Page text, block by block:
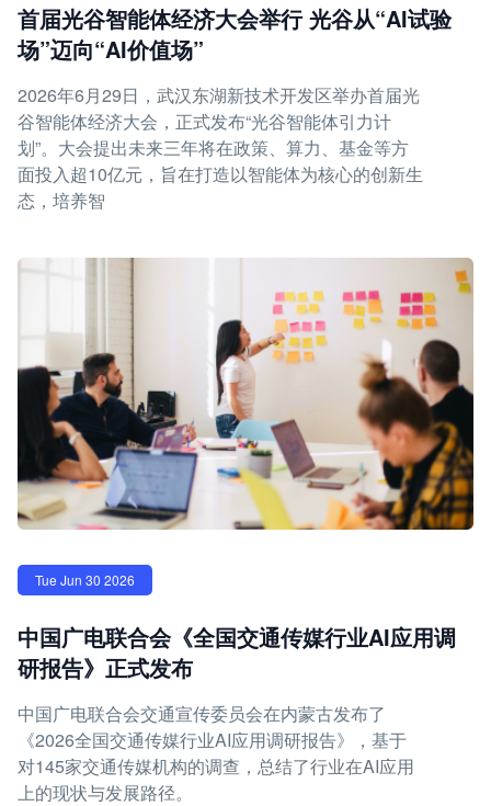
首届光谷智能体经济大会举行 光谷从“AI试验
场”迈向“AI价值场”
2026年6月29日，武汉东湖新技术开发区举办首届光
谷智能体经济大会，正式发布“光谷智能体引力计
划”。大会提出未来三年将在政策、算力、基金等方
面投入超10亿元，旨在打造以智能体为核心的创新生
态，培养智
Tue Jun 30 2026
中国广电联合会《全国交通传媒行业AI应用调
研报告》正式发布
中国广电联合会交通宣传委员会在内蒙古发布了
《2026全国交通传媒行业AI应用调研报告》，基于
对145家交通传媒机构的调查，总结了行业在AI应用
上的现状与发展路径。